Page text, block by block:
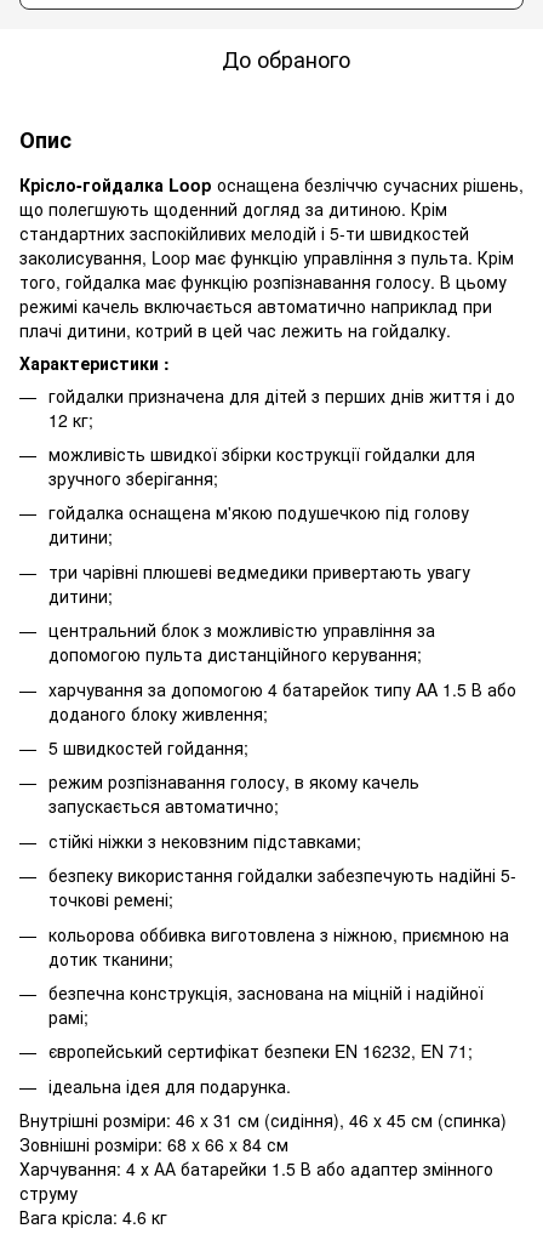
До обраного
Опис
Крісло-гойдалка Loop оснащена безліччю сучасних рішень,
що полегшують щоденний догляд за дитиною. Крім
стандартних заспокійливих мелодій і 5-ти швидкостей
заколисування, Loop має функцію управління з пульта. Крім
того, гойдалка має функцію розпізнавання голосу. В цьому
режимі качель включається автоматично наприклад при
плачі дитини, котрий в цей час лежить на гойдалку.
Характеристики :
гойдалки призначена для дітей з перших днів життя і до
12 кг;
можливість швидкої збірки кострукції гойдалки для
зручного зберігання;
гойдалка оснащена м'якою подушечкою під голову
дитини;
три чарівні плюшеві ведмедики привертають увагу
дитини;
центральний блок з можливістю управління за
допомогою пульта дистанційного керування;
харчування за допомогою 4 батарейок типу AA 1.5 В або
доданого блоку живлення;
5 швидкостей гойдання;
режим розпізнавання голосу, в якому качель
запускається автоматично;
стійкі ніжки з нековзним підставками;
безпеку використання гойдалки забезпечують надійні 5-
точкові ремені;
кольорова оббивка виготовлена ​​з ніжною, приємною на
дотик тканини;
безпечна конструкція, заснована на міцній і надійної
рамі;
європейський сертифікат безпеки EN 16232, EN 71;
ідеальна ідея для подарунка.
Внутрішні розміри: 46 x 31 см (сидіння), 46 x 45 см (спинка)
Зовнішні розміри: 68 x 66 x 84 см
Харчування: 4 х АА батарейки 1.5 В або адаптер змінного
струму
Вага крісла: 4.6 кг